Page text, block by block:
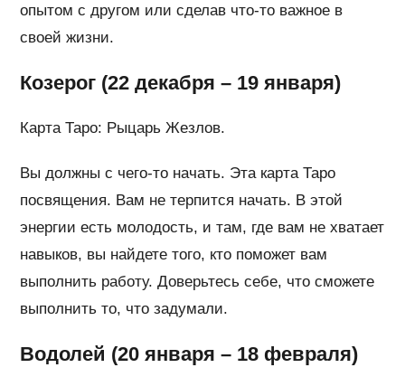
опытом с другом или сделав что-то важное в
своей жизни.
Козерог (22 декабря – 19 января)
Карта Таро: Рыцарь Жезлов.
Вы должны с чего-то начать. Эта карта Таро
посвящения. Вам не терпится начать. В этой
энергии есть молодость, и там, где вам не хватает
навыков, вы найдете того, кто поможет вам
выполнить работу. Доверьтесь себе, что сможете
выполнить то, что задумали.
Водолей (20 января – 18 февраля)